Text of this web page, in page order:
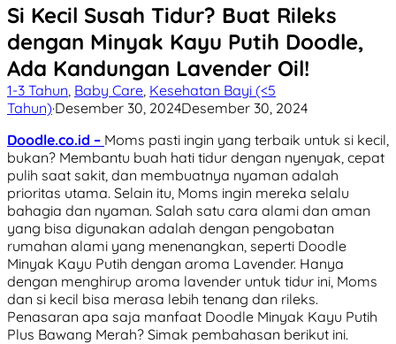
Si Kecil Susah Tidur? Buat Rileks
dengan Minyak Kayu Putih Doodle,
Ada Kandungan Lavender Oil!
1-3 Tahun Baby Care Kesehatan Bayi (<5
Tahun)·Desember 30, 2024Desember 30, 2024
Doodle.co.id – Moms pasti ingin yang terbaik untuk si kecil,
bukan? Membantu buah hati tidur dengan nyenyak, cepat
pulih saat sakit, dan membuatnya nyaman adalah
prioritas utama. Selain itu, Moms ingin mereka selalu
bahagia dan nyaman. Salah satu cara alami dan aman
yang bisa digunakan adalah dengan pengobatan
rumahan alami yang menenangkan, seperti Doodle
Minyak Kayu Putih dengan aroma Lavender. Hanya
dengan menghirup aroma lavender untuk tidur ini, Moms
dan si kecil bisa merasa lebih tenang dan rileks.
Penasaran apa saja manfaat Doodle Minyak Kayu Putih
Plus Bawang Merah? Simak pembahasan berikut ini.